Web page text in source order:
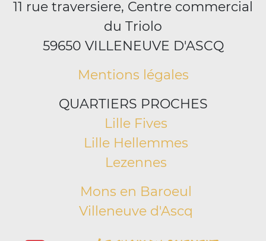
11 rue traversiere, Centre commercial
du Triolo
59650 VILLENEUVE D'ASCQ
Mentions légales
QUARTIERS PROCHES
Lille Fives
Lille Hellemmes
Lezennes
Mons en Baroeul
Villeneuve d'Ascq